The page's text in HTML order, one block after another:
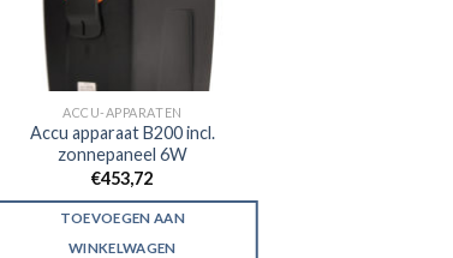
ACCU-APPARATEN
Accu apparaat B200 incl.
zonnepaneel 6W
€453,72
TOEVOEGEN AAN
WINKELWAGEN